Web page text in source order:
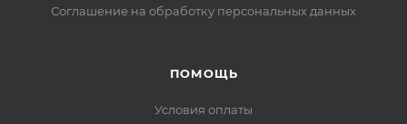
Соглашение на обработку персональных данных
ПОМОЩЬ
Условия оплаты